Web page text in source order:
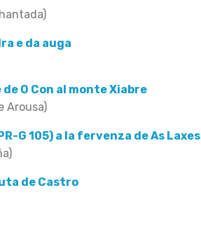
e da auga
de O Con al monte Xiabre
Arousa)
G 105) a la fervenza de As Laxes
de Castro